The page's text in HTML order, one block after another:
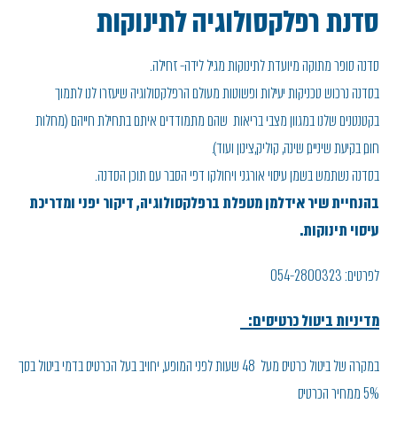
סדנת רפלקסולוגיה לתינוקות
סדנה סופר מתוקה מיועדת לתינוקות מגיל לידה- זחילה.
בסדנה נרכוש טכניקות יעילות ופשוטות מעולם הרפלקסולוגיה שיעזרו לנו לתמוך
בקטנטנים שלנו במגוון מצבי בריאות שהם מתמודדים איתם בתחילת חייהם (מחלות
חום, בקיעת שיניים, שינה, קוליק,צינון ועוד).
בסדנה נשתמש בשמן עיסוי אורגני ויחולקו דפי הסבר עם תוכן הסדנה.
בהנחיית שיר אידלמן מטפלת ברפלקסולוגיה, דיקור יפני ומדריכת
עיסוי תינוקות.
לפרטים: 054-2800323
מדיניות ביטול כרטיסים:
במקרה של ביטול כרטיס מעל 48 שעות לפני המופע, יחויב בעל הכרטיס בדמי ביטול בסך
5% ממחיר הכרטיס